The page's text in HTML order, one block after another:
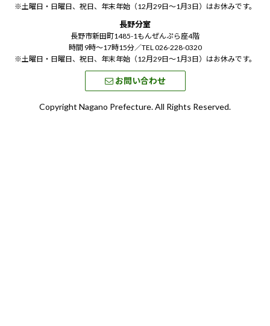
※土曜日・日曜日、祝日、年末年始（12月29日～1月3日）はお休みです。
長野分室
長野市新田町1485-1もんぜんぷら座4階
時間 9時～17時15分／TEL 026-228-0320
※土曜日・日曜日、祝日、年末年始（12月29日～1月3日）はお休みです。
お問い合わせ
Copyright Nagano Prefecture. All Rights Reserved.